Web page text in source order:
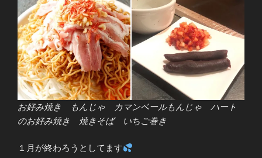
お好み焼き もんじゃ カマンベールもんじゃ ハート
のお好み焼き 焼きそば いちご巻き
１月が終わろうとしてます